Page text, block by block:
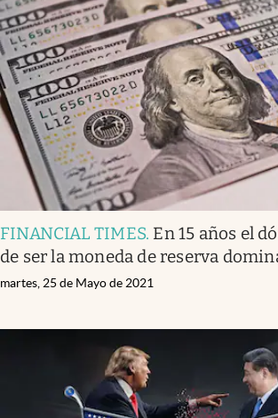
FINANCIAL TIMES. En 15 años el
de ser la moneda de reserva
martes, 25 de Mayo de 2021